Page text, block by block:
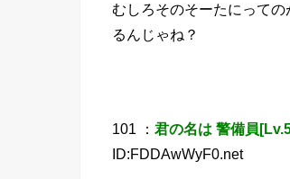
むしろそのそーたにって
るんじゃね？
101 ： 君の名は 警備員
ID:FDDAwWyF0.net